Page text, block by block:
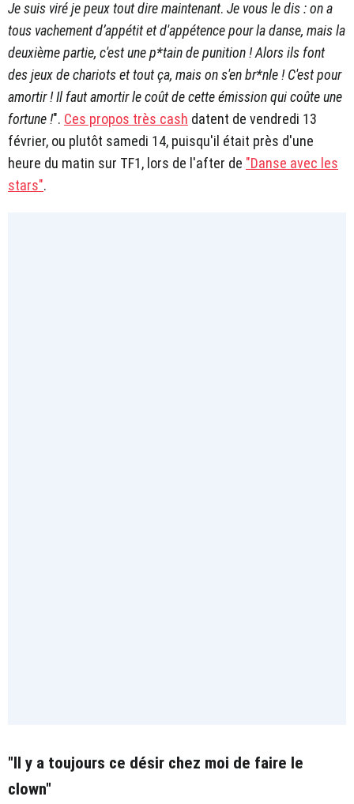
Je suis viré je peux tout dire maintenant. Je vous le dis : on a
tous vachement d’appétit et d'appétence pour la danse, mais la
deuxième partie, c'est une p*tain de punition ! Alors ils font
des jeux de chariots et tout ça, mais on s'en br*nle ! C'est pour
amortir ! Il faut amortir le coût de cette émission qui coûte une
fortune !". Ces propos très cash datent de vendredi 13
février, ou plutôt samedi 14, puisqu'il était près d'une
heure du matin sur TF1, lors de l'after de "Danse avec les
stars".
"Il y a toujours ce désir chez moi de faire le
clown"